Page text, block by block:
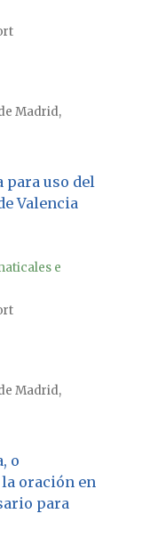
Madrid,
uso del
Valencia
e
Madrid,
o
oración en
para